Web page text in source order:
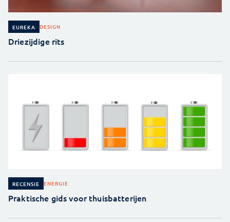
EUREKA DESIGN
Driezijdige rits
RECENSIE ENERGIE
Praktische gids voor thuisbatterijen